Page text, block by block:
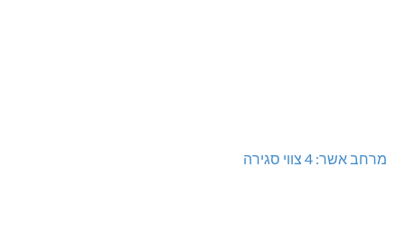
מרחב אשר: 4 צווי סגירה